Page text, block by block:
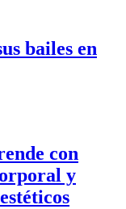
bailes en
con
y